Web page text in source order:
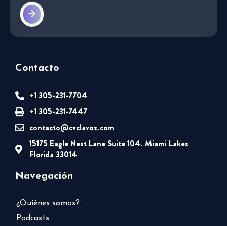
Contacto
+1 305-231-7704
+1 305-231-7447
contacto@cvclavoz.com
15175 Eagle Nest Lane Suite 104. Miami Lakes
Florida 33014
Navegación
¿Quiénes somos?
Podcasts